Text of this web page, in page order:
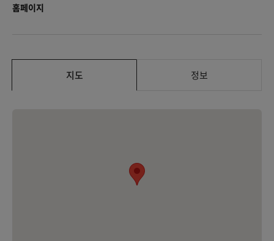
홈페이지
지도 정보